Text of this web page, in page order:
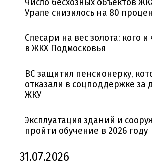
Урале снизилось на 80
Слесари на вес золота: кого и
в ЖКХ Подмосковья
ВС защитил пенсионерку,
отказали в соцподдержке за
ЖКУ
Эксплуатация зданий и
пройти обучение в 2026 году
31.07.2026